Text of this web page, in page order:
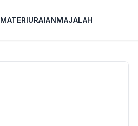
MATERIURAIANMAJALAH